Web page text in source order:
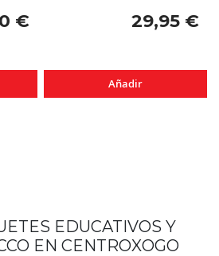
€ 29,95 €
Añadir
EDUCATIVOS Y
EN CENTROXOGO